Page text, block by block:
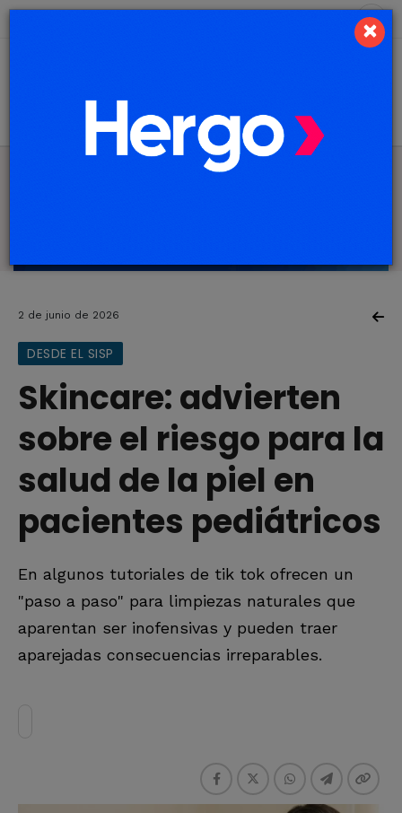
2 de junio de 2026
DESDE EL SISP
Skincare: advierten
sobre el riesgo para la
salud de la piel en
pacientes pediátricos
En algunos tutoriales de tik tok ofrecen un
"paso a paso" para limpiezas naturales que
aparentan ser inofensivas y pueden traer
aparejadas consecuencias irreparables.
×